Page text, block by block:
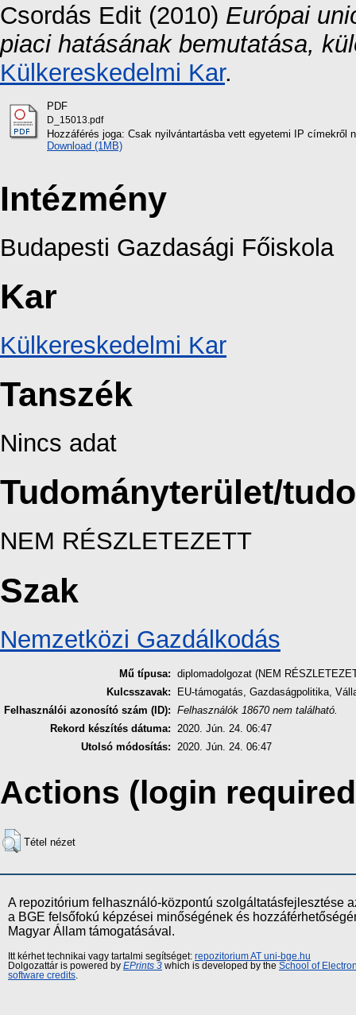
Csordás Edit (2010) Európai
piaci hatásának bemutatása,
Külkereskedelmi Kar.
PDF
D_15013.pdf
Hozzáférés joga: Csak nyilvántartásba vett egyetemi IP címekről
Download (1MB)
Intézmény
Budapesti Gazdasági Főiskola
Kar
Külkereskedelmi Kar
Tanszék
Nincs adat
Tudományterület/
NEM RÉSZLETEZETT
Szak
Nemzetközi Gazdálkodás
Mű típusa: diplomadolgozat (NEM
Kulcsszavak:
EU-támogatás, Gazdaságpolitika,
Felhasználói azonosító szám (ID): Felhasználók 18670 nem található.
Rekord készítés dátuma: 2020. Jún. 24. 06:47
Utolsó módosítás: 2020. Jún. 24. 06:47
Actions (login
Tétel nézet
A repozitórium felhasználó-központú szolgáltatásfejlesztése
a BGE felsőfokú képzései minőségének és
Magyar Állam támogatásával.
Itt kérhet technikai vagy tartalmi segítséget: repozitorium AT uni-bge.hu
Dolgozattár is powered by EPrints 3 which is developed by the School of
software credits